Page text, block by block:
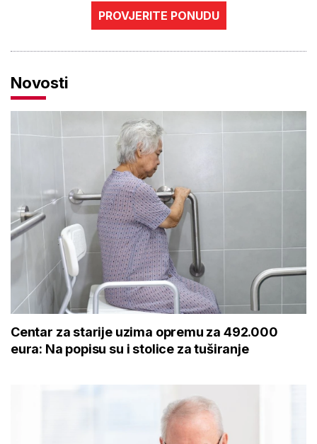
PROVJERITE PONUDU
Novosti
Centar za starije uzima opremu za 492.000
eura: Na popisu su i stolice za tuširanje